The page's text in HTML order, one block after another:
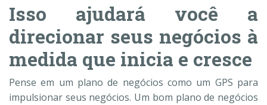
Isso ajudará você a
direcionar seus negócios à
medida que inicia e cresce
Pense em um plano de negócios como um GPS para
impulsionar seus negócios. Um bom plano de negócios